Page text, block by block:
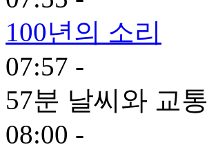
100년의 소리
07:57 -
57분 날씨와 교통
08:00 -